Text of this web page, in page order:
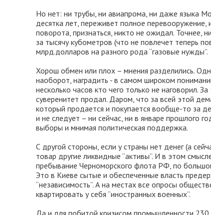
Но нет: ни трубы, ни авиапрома, ни даже языка
десятка лет, переживет полное перевооружение,
поворота, признаться, никто не ожидал. Точнее,
за тысячу кубометров (что не повлечет теперь
млрд.долларов на разного рода “газовые нужды”.
Хорош обмен или плох – мнения разделились.
наоборот, наградить - в самом широком
несколько часов кто чего только не наговорил.
суверенитет продал. Даром, что за всей этой
который продается и покупается вообще-то за
и не следует – ни сейчас, ни в январе прошлого
выборы и мнимая политическая поддержка.
С другой стороны, если у страны нет денег (а
товар другие ликвидные “активы”. И в этом
пребывание Черноморского флота РФ, по
Это в Киеве сытые и обеспеченные власть
“независимость”. А на местах все опросы
квартировать у себя “иностранных военных”.
Да и для побитой кризисом промышленности